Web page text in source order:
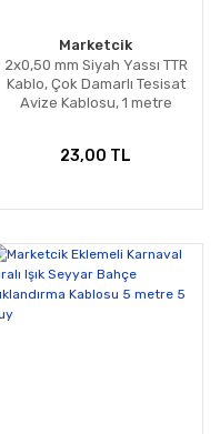
Marketcik
2x0,50 mm Siyah Yassı TTR
Kablo, Çok Damarlı Tesisat
Avize Kablosu, 1 metre
23,00 TL